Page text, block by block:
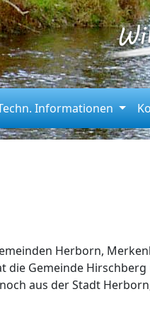
Informationen
Herborn,
die Gemeinde
aus der Stadt